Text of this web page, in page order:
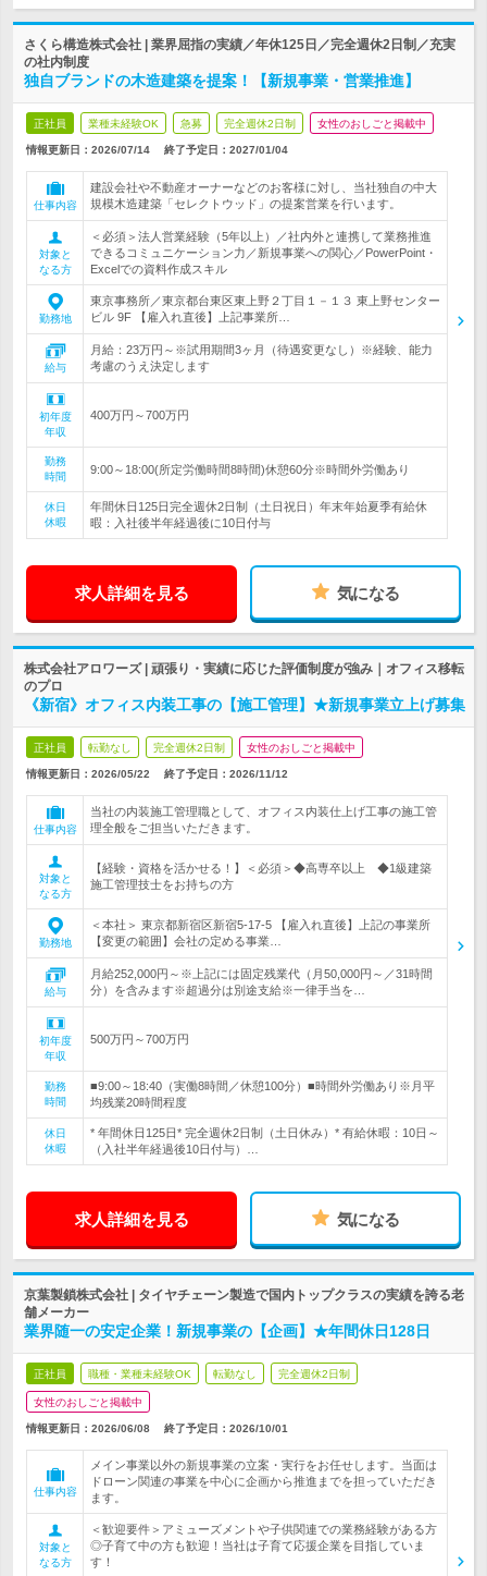
さくら構造株式会社 | 業界屈指の実績／年休125日／完全週休2日制／充実
の社内制度
独自ブランドの木造建築を提案！【新規事業・営業推進】
正社員 業種未経験OK 急募 完全週休2日制 女性のおしごと掲載中
情報更新日：2026/07/14 終了予定日： 2027/01/04
仕事内容
建設会社や不動産オーナーなどのお客様に対し、当社独自の中大
規模木造建築「セレクトウッド」の提案営業を行います。
対象と
なる方
＜必須＞法人営業経験（5年以上）／社内外と連携して業務推進
できるコミュニケーション力／新規事業への関心／PowerPoint・
Excelでの資料作成スキル
勤務地
東京事務所／東京都台東区東上野２丁目１－１３ 東上野センター
ビル 9F 【雇入れ直後】上記事業所…
給与
月給：23万円～※試用期間3ヶ月（待遇変更なし）※経験、能力
考慮のうえ決定します
初年度
年収
400万円～700万円
勤務
時間
9:00～18:00(所定労働時間8時間)休憩60分※時間外労働あり
休日
休暇
年間休日125日完全週休2日制（土日祝日）年末年始夏季有給休
暇：入社後半年経過後に10日付与
求人詳細を見る 気になる
株式会社アロワーズ | 頑張り・実績に応じた評価制度が強み｜オフィス移転
のプロ
《新宿》オフィス内装工事の【施工管理】★新規事業立上げ募集
正社員 転勤なし 完全週休2日制 女性のおしごと掲載中
情報更新日：2026/05/22 終了予定日： 2026/11/12
仕事内容
当社の内装施工管理職として、オフィス内装仕上げ工事の施工管
理全般をご担当いただきます。
対象と
なる方
【経験・資格を活かせる！】＜必須＞◆高専卒以上 ◆1級建築
施工管理技士をお持ちの方
勤務地
＜本社＞ 東京都新宿区新宿5-17-5 【雇入れ直後】上記の事業所
【変更の範囲】会社の定める事業…
給与
月給252,000円～※上記には固定残業代（月50,000円～／31時間
分）を含みます※超過分は別途支給※一律手当を…
初年度
年収
500万円～700万円
勤務
時間
■9:00～18:40（実働8時間／休憩100分）■時間外労働あり※月平
均残業20時間程度
休日
休暇
* 年間休日125日* 完全週休2日制（土日休み）* 有給休暇：10日～
（入社半年経過後10日付与）…
求人詳細を見る 気になる
京葉製鎖株式会社 | タイヤチェーン製造で国内トップクラスの実績を誇る老
舗メーカー
業界随一の安定企業！新規事業の【企画】★年間休日128日
正社員 職種・業種未経験OK 転勤なし 完全週休2日制
女性のおしごと掲載中
情報更新日：2026/06/08 終了予定日： 2026/10/01
仕事内容
メイン事業以外の新規事業の立案・実行をお任せします。当面は
ドローン関連の事業を中心に企画から推進までを担っていただき
ます。
対象と
なる方
＜歓迎要件＞アミューズメントや子供関連での業務経験がある方
◎子育て中の方も歓迎！当社は子育て応援企業を目指していま
す！